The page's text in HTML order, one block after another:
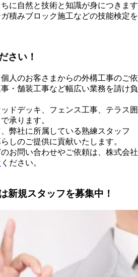
に自然と技術と知識が身につきます
積みブロック施工などの技能検定を
さい！
人のお客さまからの外構工事のご依
・舗装工事など幅広い業務を請け負
ドデッキ、フェンス工事、テラス囲
承ります。
弊社に所属している熟練スタッフ
しのご提供に貢献いたします。
お問い合わせやご依頼は、株式会社
ください。
新規スタッフを募集中！